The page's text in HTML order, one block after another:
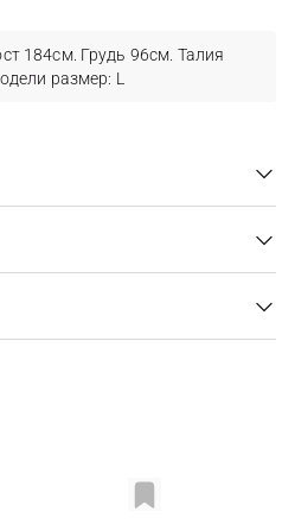
184см. Грудь 96см. Талия
размер: L